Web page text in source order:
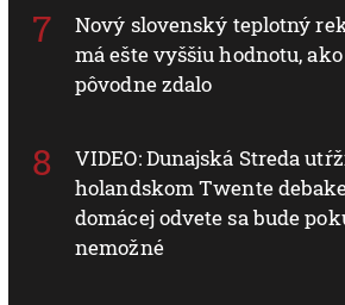
Nový slovenský teplotný
má ešte vyššiu hodnotu, ako
pôvodne zdalo
VIDEO: Dunajská Streda
holandskom Twente
domácej odvete sa bude
nemožné